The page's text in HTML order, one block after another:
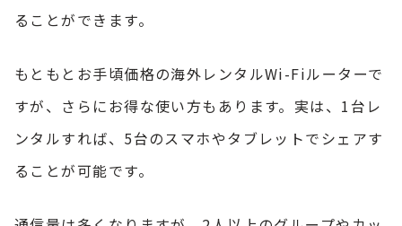
ることができます。
もともとお手頃価格の海外レンタルWi-Fiルーターで
すが、さらにお得な使い方もあります。実は、1台レ
ンタルすれば、5台のスマホやタブレットでシェアす
ることが可能です。